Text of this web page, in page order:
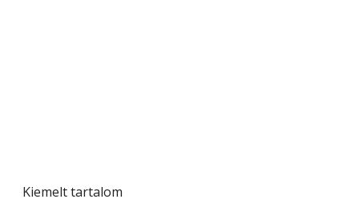
Kiemelt tartalom